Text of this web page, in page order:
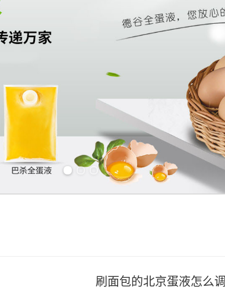
刷面包的北京蛋液怎么调